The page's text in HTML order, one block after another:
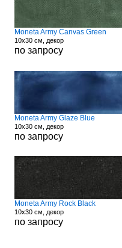
Moneta Army Canvas Green
10x30 см, декор
по запросу
Moneta Army Glaze Blue
10x30 см, декор
по запросу
Moneta Army Rock Black
10x30 см, декор
по запросу